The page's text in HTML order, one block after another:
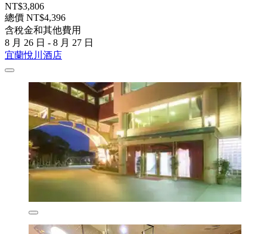
NT$3,806
總價 NT$4,396
含稅金和其他費用
8 月 26 日 - 8 月 27 日
宜蘭悅川酒店